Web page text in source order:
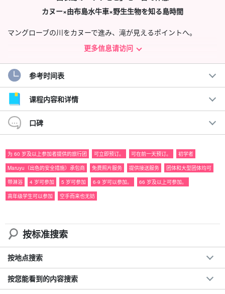
カヌー×由布島水牛車×野生生物を知る島時間
マングローブの川をカヌーで進み、滝が見えるポイントへ。
水牛車で由布島に渡って、のんびり南国気分☆
野生生物保護センターも巡る、いいとこ取りの一日旅。
建议。
◆
安全対策優良業者◎
◆水牛車で由布島へ渡る南国島時間
◆ 导游拍摄的所有照片均免费赠送。
◆西表野生生物保護センターで学びの時間もあり
◆初心者・体力に自信がない方も安心！手ぶら参加OK
◆のんびりカヌーでピナイサーラの滝が見えるポイントへ
更多信息请访问
参考时间表
课程内容和详情
口碑
为 60 岁及以上参加者提供的旅行团 可立即预订。 可在前一天预订。
初学者
Maruyu（出色的安全措施）承包商
免费照片服务 提供接送服务
团体和大型团体均可
带淋浴
4 岁可参加 5 岁可参加 6-9 岁可以参加。
66 岁及以上可参加。
高年级学生可以参加
空手而来也无妨
按标准搜索
按地点搜索
按您能看到的内容搜索